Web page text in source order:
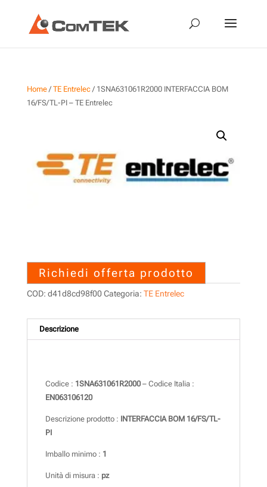
Home/ TE Entrelec/ 1SNA631061R2000 INTERFACCIA BOM
16/FS/TL-PI – TE Entrelec
Richiedi offerta prodotto
COD: d41d8cd98f00 Categoria: TE Entrelec
Descrizione
Codice : 1SNA631061R2000– Codice Italia :
EN063106120
Descrizione prodotto : INTERFACCIA BOM 16/FS/TL-
PI
Imballo minimo : 1
Unità di misura : pz